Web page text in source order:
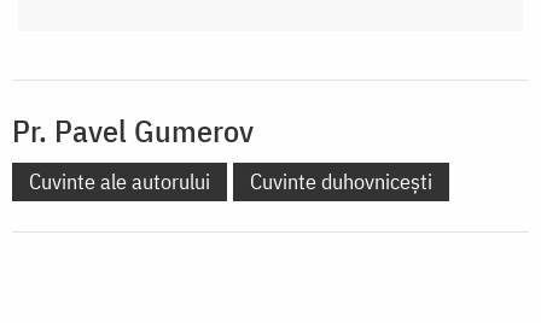
Pr. Pavel Gumerov
Cuvinte ale autorului Cuvinte duhovnicești